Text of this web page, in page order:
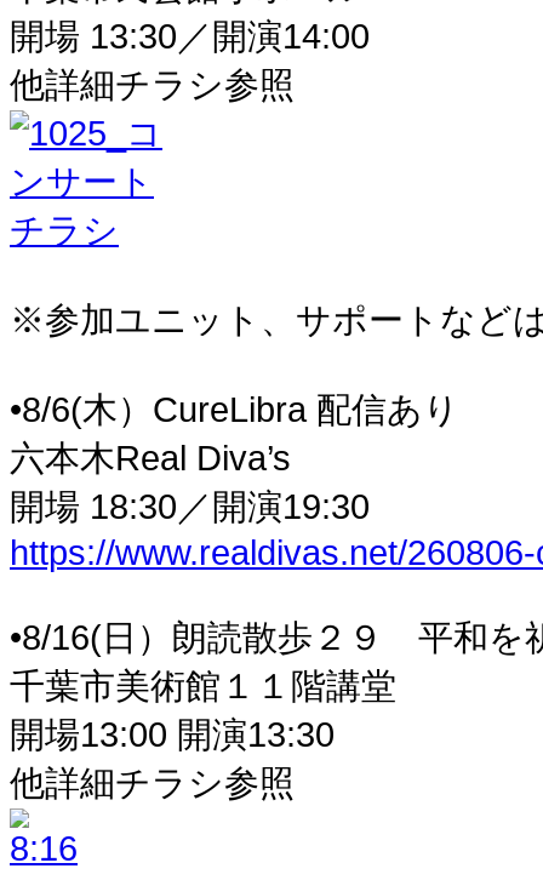
開場 13:30／開演14:00
他詳細チラシ参照
※参加ユニット、サポートなど
•8/6(木）CureLibra 配信あり
六本木Real Diva’s
開場 18:30／開演19:30
https://www.realdivas.net/
•8/16(日）朗読散歩２９ 平和を
千葉市美術館１１階講堂
開場13:00 開演13:30
他詳細チラシ参照